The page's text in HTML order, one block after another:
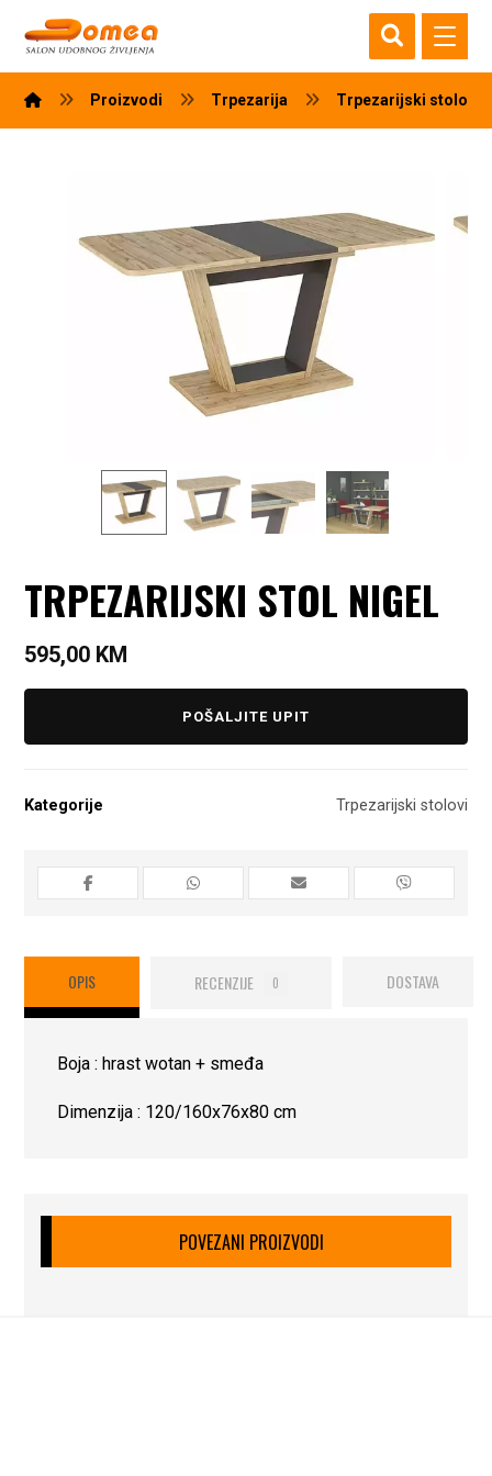
Proizvodi Trpezarija Trpezarijski stolovi
TRPEZARIJSKI STOL NIGEL
595,00 KM
POŠALJITE UPIT
Kategorije Trpezarijski stolovi
OPIS RECENZIJE 0 DOSTAVA
Boja : hrast wotan + smeđa
Dimenzija : 120/160x76x80 cm
POVEZANI PROIZVODI